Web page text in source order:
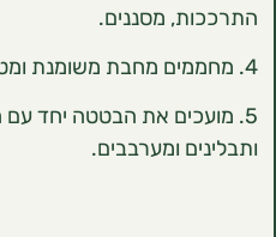
מסננים.
את הבטטה יחד עם העדשים.
ומערבבים.